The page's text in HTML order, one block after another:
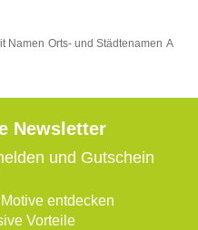
Namen Orts- und Städtenamen A
Newsletter
und Gutschein
entdecken
Vorteile